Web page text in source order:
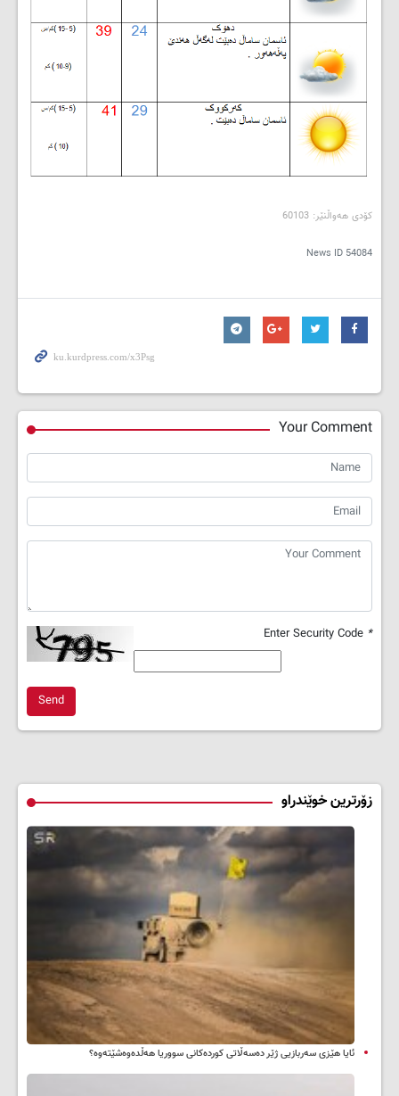
کۆدی هه‌واڵنێر: 60103
News ID 54084
Your Comment
*
Send
زۆرترین خوێندراو
ئایا هێزی سەربازیی ژێر دەسەڵاتی کوردەکانی سووریا هەڵدەوەشێتەوە؟